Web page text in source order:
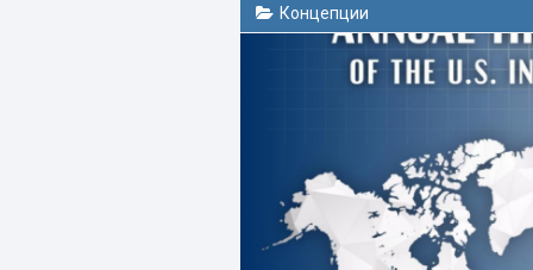
Концепции